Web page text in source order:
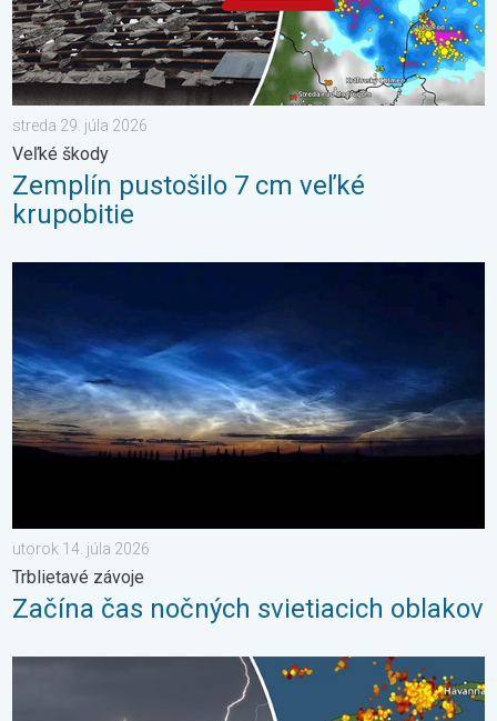
streda 29. júla 2026
Veľké škody
Zemplín pustošilo 7 cm veľké
krupobitie
utorok 14. júla 2026
Trblietavé závoje
Začína čas nočných svietiacich oblakov
Milióny stromov údermi bleskov hynú. Štúdia zistila. . . sobota